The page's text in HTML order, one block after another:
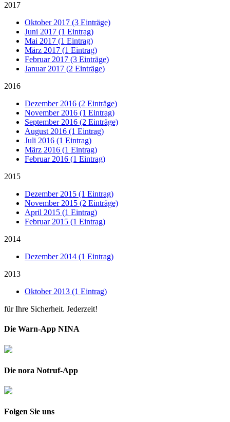
2017
Oktober 2017 (3 Einträge)
Juni 2017 (1 Eintrag)
Mai 2017 (1 Eintrag)
März 2017 (1 Eintrag)
Februar 2017 (3 Einträge)
Januar 2017 (2 Einträge)
2016
Dezember 2016 (2 Einträge)
November 2016 (1 Eintrag)
September 2016 (2 Einträge)
August 2016 (1 Eintrag)
Juli 2016 (1 Eintrag)
März 2016 (1 Eintrag)
Februar 2016 (1 Eintrag)
2015
Dezember 2015 (1 Eintrag)
November 2015 (2 Einträge)
April 2015 (1 Eintrag)
Februar 2015 (1 Eintrag)
2014
Dezember 2014 (1 Eintrag)
2013
Oktober 2013 (1 Eintrag)
für Ihre Sicherheit. Jederzeit!
Die Warn-App NINA
Die nora Notruf-App
Folgen Sie uns